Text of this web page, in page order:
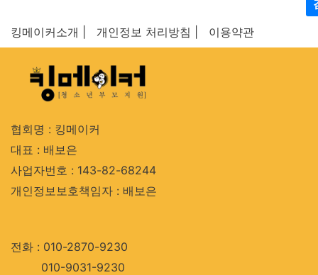
킹메이커소개 | 개인정보 처리방침 | 이용약관
협회명 : 킹메이커
대표 : 배보은
사업자번호 : 143-82-68244
개인정보보호책임자 : 배보은
전화 : 010-2870-9230
010-9031-9230